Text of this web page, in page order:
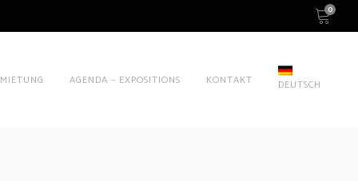
0
AGENDA – EXPOSITIONS KONTAKT DEUTSCH